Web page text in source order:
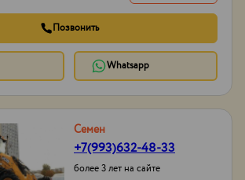
Позвонить
Whatsapp
Семен
+7(993)632-48-33
более 3 лет на сайте